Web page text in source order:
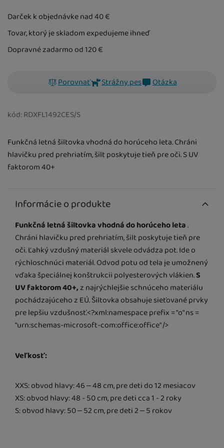
kód: RDXFL1492CES/S
Funkčná letná šiltovka vhodná do horúceho leta. Chráni
hlavičku pred prehriatím, šilt poskytuje tieň pre oči. S UV
faktorom 40+
Darček k objednávke nad 40€
Tovar, ktorý je skladom expedujeme ihneď
Dopravné zadarmo od 120€
Porovnať Strážny pes Otázka
Informácie o produkte
Funkčná letná šiltovka vhodná do horúceho leta.
Chráni hlavičku pred prehriatím, šilt poskytuje tieň pre
oči. Ľahký vzdušný materiál skvele odvádza pot. Ide o
rýchloschnúci materiál. Odvod potu od tela je umožnený
vďaka špeciálnej konštrukcii polyesterových vlákien.S
UV faktorom 40+, z najrýchlejšie schnúceho materiálu
pochádzajúceho z EÚ. Šiltovka obsahuje sieťované prvky
pre lepšiu vzdušnosť.<?xml:namespace prefix = "o" ns =
"urn:schemas-microsoft-com:office:office" />
Veľkosť:
XXS:obvod hlavy: 46 – 48 cm, pre deti do 12 mesiacov
XS: obvod hlavy: 48 - 50 cm, pre deti cca 1 - 2 roky
S: obvod hlavy: 50 – 52 cm, pre deti 2 – 5 rokov